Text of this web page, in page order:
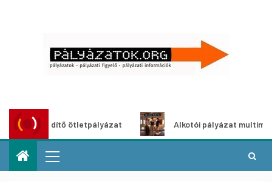
ötletpályázat Alkotói pályázat multimédia-